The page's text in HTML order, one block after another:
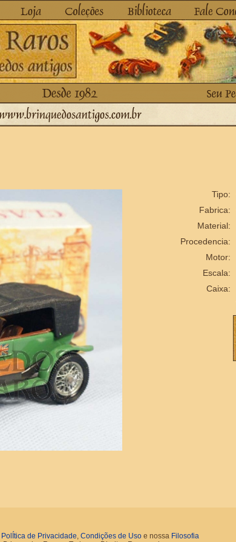
Tipo:
Fabrica:
Material:
Procedencia:
Motor:
Escala:
Caixa:
PolÍtica de Privacidade, Condições de Uso e nossa Filosofia